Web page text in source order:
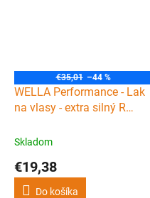
€35,01 –44 %
WELLA Performance - Lak
na vlasy - extra silný R
Skladom
€19,38
Do košíka